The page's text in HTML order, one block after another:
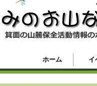
ホーム イ